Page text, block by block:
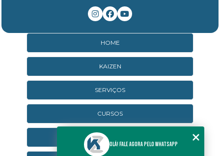
HOME
KAIZEN
SERVIÇOS
CURSOS
CURSOS ONLINE
Olá! Fale agora pelo WhatsApp